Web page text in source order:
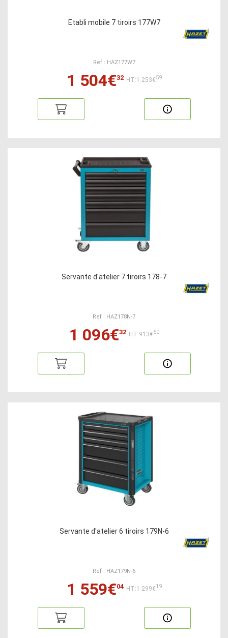
Etabli mobile 7 tiroirs 177W7
Ref : HAZ177W7
1 504€32 HT:1 253€59
Servante d'atelier 7 tiroirs 178-7
Ref : HAZ178N-7
1 096€32 HT:913€60
Servante d'atelier 6 tiroirs 179N-6
Ref : HAZ179N-6
1 559€04 HT:1 299€19